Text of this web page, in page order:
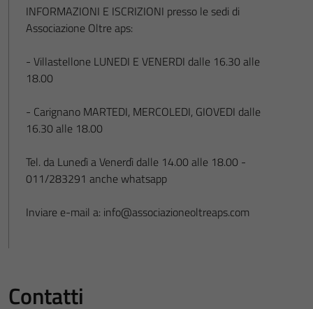
INFORMAZIONI E ISCRIZIONI presso le sedi di
Associazione Oltre aps:
- Villastellone LUNEDI E VENERDI dalle 16.30 alle
18.00
- Carignano MARTEDI, MERCOLEDI, GIOVEDI dalle
16.30 alle 18.00
Tel. da Lunedì a Venerdì dalle 14.00 alle 18.00 -
011/283291 anche whatsapp
Inviare e-mail a: info@associazioneoltreaps.com
Contatti